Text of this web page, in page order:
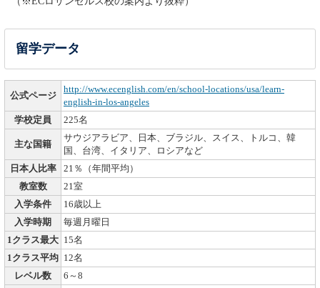
留学データ
公式ページ
http://www.ecenglish.com/en/school-locations/usa/learn-
english-in-los-angeles
学校定員
225名
主な国籍
サウジアラビア、日本、ブラジル、スイス、トルコ、韓
国、台湾、イタリア、ロシアなど
日本人比率
21％（年間平均）
教室数
21室
入学条件
16歳以上
入学時期
毎週月曜日
1クラス最大 15名
1クラス平均 12名
レベル数
6～8